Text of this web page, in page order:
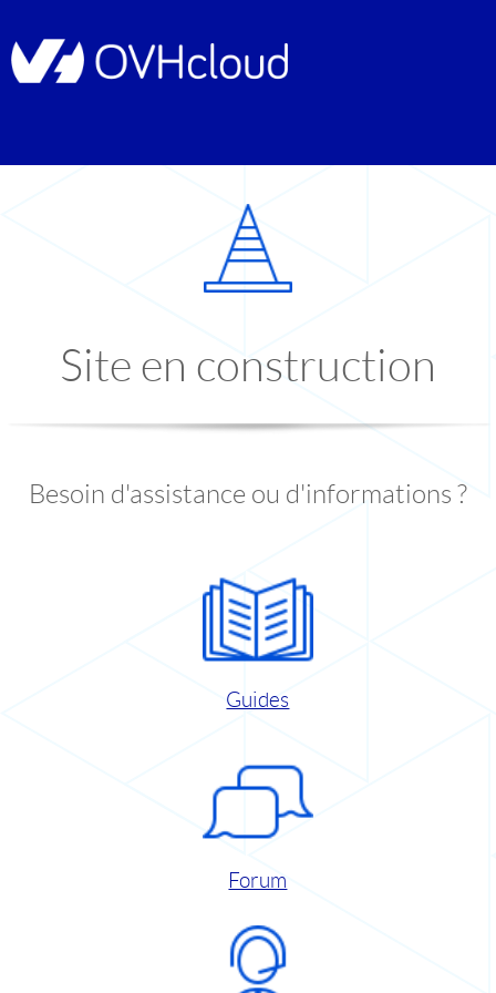
Site en construction
Besoin d'assistance ou d'informations ?
Guides
Forum